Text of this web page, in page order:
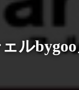
ェル